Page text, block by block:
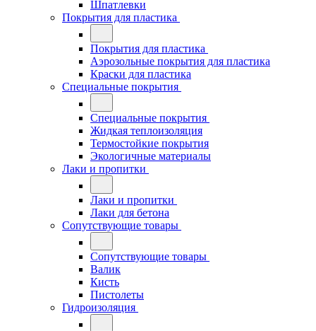
Шпатлевки
Покрытия для пластика
Покрытия для пластика
Аэрозольные покрытия для пластика
Краски для пластика
Специальные покрытия
Специальные покрытия
Жидкая теплоизоляция
Термостойкие покрытия
Экологичные материалы
Лаки и пропитки
Лаки и пропитки
Лаки для бетона
Сопутствующие товары
Сопутствующие товары
Валик
Кисть
Пистолеты
Гидроизоляция